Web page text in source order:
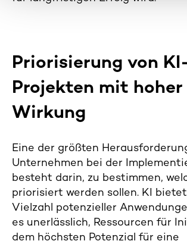
Priorisierung von
Projekten mit hoher
Wirkung
Eine der größten
Unternehmen bei der
besteht darin, zu bestimmen,
priorisiert werden sollen. KI
Vielzahl potenzieller
es unerlässlich, Ressourcen für
dem höchsten Potenzial für eine